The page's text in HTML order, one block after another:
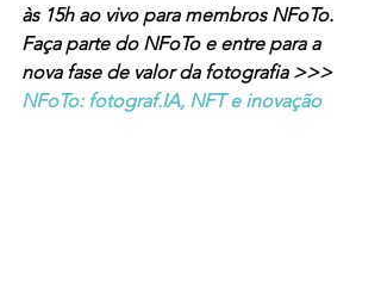
às 15h ao vivo para membros NFoTo.
Faça parte do NFoTo e entre para a
nova fase de valor da fotografia >>>
NFoTo: fotograf.IA, NFT e inovação